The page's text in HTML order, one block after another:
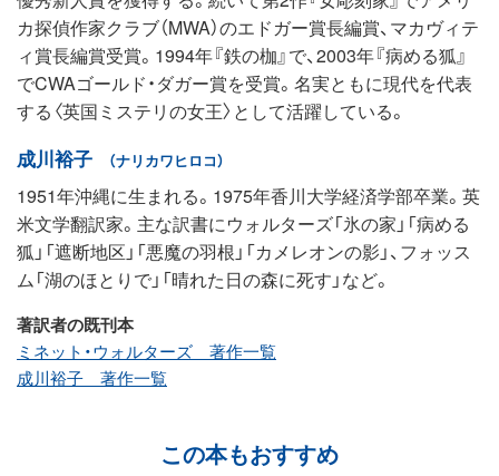
カ探偵作家クラブ（MWA）のエドガー賞長編賞、マカヴィテ
ィ賞長編賞受賞。1994年『鉄の枷』で、2003年『病める狐』
でCWAゴールド・ダガー賞を受賞。名実ともに現代を代表
する〈英国ミステリの女王〉として活躍している。
成川裕子 （ナリカワヒロコ）
1951年沖縄に生まれる。1975年香川大学経済学部卒業。英
米文学翻訳家。主な訳書にウォルターズ「氷の家」「病める
狐」「遮断地区」「悪魔の羽根」「カメレオンの影」、フォッス
ム「湖のほとりで」「晴れた日の森に死す」など。
著訳者の既刊本
ミネット・ウォルターズ 著作一覧
成川裕子 著作一覧
この本もおすすめ